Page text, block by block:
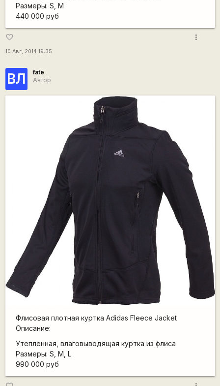
Размеры: S, M
440 000 руб
favorite_border
10 Авг, 2014 19:35
more_vert
ВЛ
fate
Автор
Флисовая плотная куртка Adidas Fleece Jacket
Описание:
Утепленная, влаговыводящая куртка из флиса
Размеры: S, M, L
990 000 руб